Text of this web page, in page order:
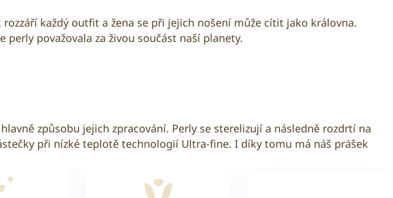
každý outfit a žena se při jejich nošení může cítit jako královna.
považovala za živou součást naší planety.
způsobu jejich zpracování. Perly se sterelizují a následně rozdrtí na
při nízké teplotě technologií Ultra-fine. I díky tomu má náš prášek